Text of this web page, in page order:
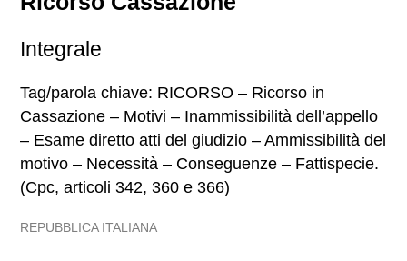
Integrale
Tag/parola chiave: RICORSO – Ricorso in
Cassazione – Motivi – Inammissibilità dell’appello
– Esame diretto atti del giudizio – Ammissibilità del
motivo – Necessità – Conseguenze – Fattispecie.
(Cpc, articoli 342, 360 e 366)
REPUBBLICA ITALIANA